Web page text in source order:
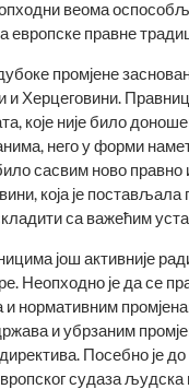
веома
правне
промјене
и Херцеговини.
које није било
него у форми
сасвим ново правно
која је постављала
са важећим
још активније
Неопходно је да се
и нормативним
и убрзаним
Посебно је
судаза